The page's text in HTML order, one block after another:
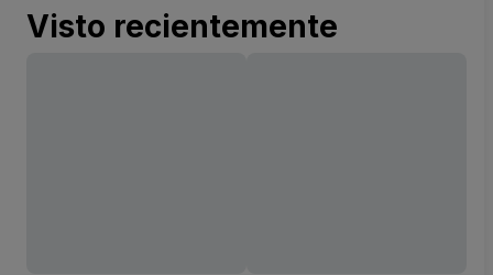
Visto recientemente